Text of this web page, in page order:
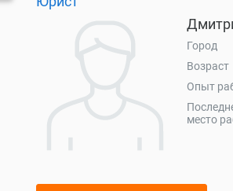
Город
Возраст
Опыт
место